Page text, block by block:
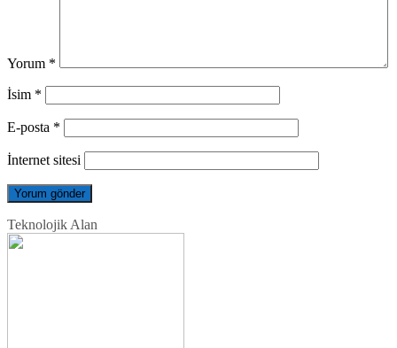
Yorum *
İsim *
E-posta *
İnternet sitesi
Teknolojik Alan